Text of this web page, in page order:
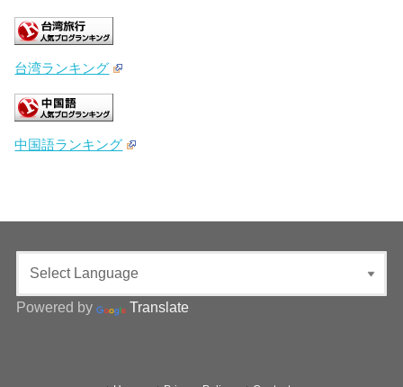
台湾ランキング
中国語ランキング
Powered by Translate